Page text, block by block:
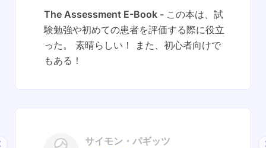
The Assessment E-Book
この本は、試
験勉強や初めての患者を評価する際に役立
った。 素晴らしい！ また、初心者向けで
もある！
サイモン・パギッツ